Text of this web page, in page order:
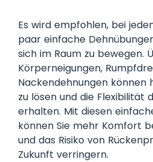
Es wird empfohlen, bei
paar einfache
sich im Raum zu bewegen.
Körperneigungen,
Nackendehnungen können
zu lösen und die Flexibilität
erhalten. Mit diesen
können Sie mehr Komfort
und das Risiko von
Zukunft verringern.